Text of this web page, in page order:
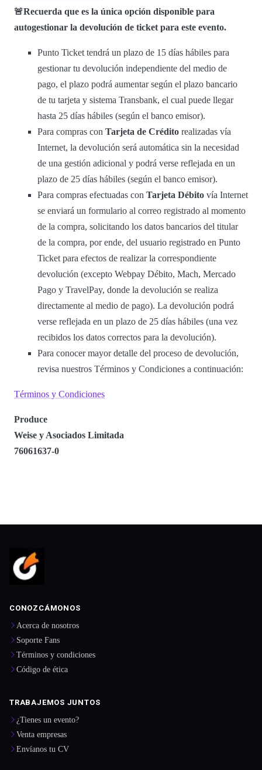
🚨Recuerda que es la única opción disponible para
autogestionar la devolución de ticket para este evento.
Punto Ticket tendrá un plazo de 15 días hábiles para
gestionar tu devolución independiente del medio de
pago, el plazo podrá aumentar según el plazo bancario
de tu tarjeta y sistema Transbank, el cual puede llegar
hasta 25 días hábiles (según el banco emisor).
Para compras con Tarjeta de Crédito realizadas vía
Internet, la devolución será automática sin la necesidad
de una gestión adicional y podrá verse reflejada en un
plazo de 25 días hábiles (según el banco emisor).
Para compras efectuadas con Tarjeta Débito vía Internet
se enviará un formulario al correo registrado al momento
de la compra, solicitando los datos bancarios del titular
de la compra, por ende, del usuario registrado en Punto
Ticket para efectos de realizar la correspondiente
devolución (excepto Webpay Débito, Mach, Mercado
Pago y TravelPay, donde la devolución se realiza
directamente al medio de pago). La devolución podrá
verse reflejada en un plazo de 25 días hábiles (una vez
recibidos los datos correctos para la devolución).
Para conocer mayor detalle del proceso de devolución,
revisa nuestros Términos y Condiciones a continuación:
Términos y Condiciones
Produce
Weise y Asociados Limitada
76061637-0
CONOZCÁMONOS
Acerca de nosotros
Soporte Fans
Términos y condiciones
Código de ética
TRABAJEMOS JUNTOS
¿Tienes un evento?
Venta empresas
Envíanos tu CV